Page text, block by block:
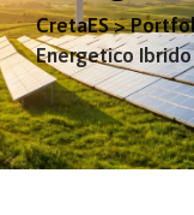
CretaES>
Energetico Ibrido